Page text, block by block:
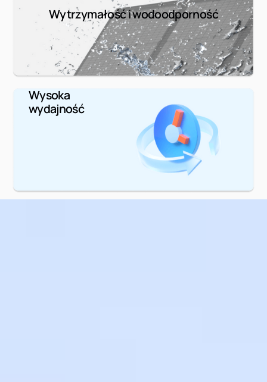
Wytrzymałość i wodoodporność
Wysoka
wydajność